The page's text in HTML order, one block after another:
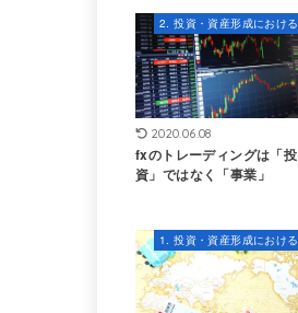
2020.06.08
fxのトレーディングは「投
資」ではなく「事業」